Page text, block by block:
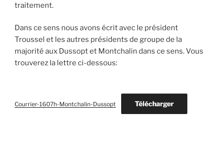
traitement.
Dans ce sens nous avons écrit avec le président
Troussel et les autres présidents de groupe de la
majorité aux Dussopt et Montchalin dans ce sens. Vous
trouverez la lettre ci-dessous:
Courrier-1607h-Montchalin-Dussopt Télécharger